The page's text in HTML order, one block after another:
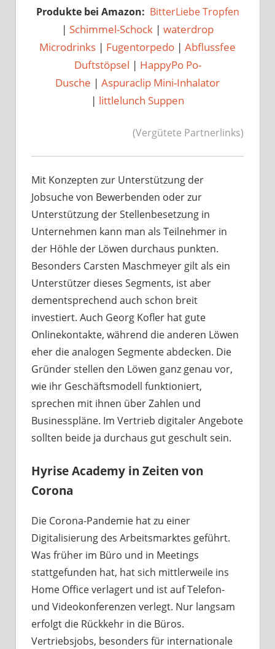
Produkte bei Amazon: BitterLiebe Tropfen
| Schimmel-Schock | waterdrop
Microdrinks | Fugentorpedo | Abflussfee
Duftstöpsel | HappyPo Po-
Dusche | Aspuraclip Mini-Inhalator
| littlelunch Suppen
(Vergütete Partnerlinks)
Mit Konzepten zur Unterstützung der
Jobsuche von Bewerbenden oder zur
Unterstützung der Stellenbesetzung in
Unternehmen kann man als Teilnehmer in
der Höhle der Löwen durchaus punkten.
Besonders Carsten Maschmeyer gilt als ein
Unterstützer dieses Segments, ist aber
dementsprechend auch schon breit
investiert. Auch Georg Kofler hat gute
Onlinekontakte, während die anderen Löwen
eher die analogen Segmente abdecken. Die
Gründer stellen den Löwen ganz genau vor,
wie ihr Geschäftsmodell funktioniert,
sprechen mit ihnen über Zahlen und
Businesspläne. Im Vertrieb digitaler Angebote
sollten beide ja durchaus gut geschult sein.
Hyrise Academy in Zeiten von
Corona
Die Corona-Pandemie hat zu einer
Digitalisierung des Arbeitsmarktes geführt.
Was früher im Büro und in Meetings
stattgefunden hat, hat sich mittlerweile ins
Home Office verlagert und ist auf Telefon-
und Videokonferenzen verlegt. Nur langsam
erfolgt die Rückkehr in die Büros.
Vertriebsjobs, besonders für internationale